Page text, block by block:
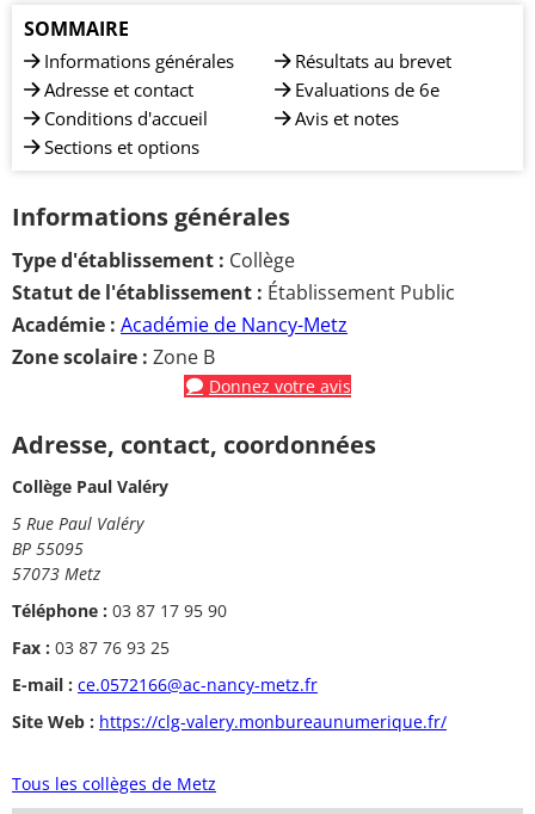
SOMMAIRE
Informations générales
Adresse et contact
Conditions d'accueil
Sections et options
Résultats au brevet
Evaluations de 6e
Avis et notes
Informations générales
Type d'établissement : Collège
Statut de l'établissement : Établissement Public
Académie : Académie de Nancy-Metz
Zone scolaire : Zone B
Donnez votre avis
Adresse, contact, coordonnées
Collège Paul Valéry
5 Rue Paul Valéry
BP 55095
57073 Metz
Téléphone : 03 87 17 95 90
Fax : 03 87 76 93 25
E-mail : ce.0572166@ac-nancy-metz.fr
Site Web : https://clg-valery.monbureaunumerique.fr/
Tous les collèges de Metz